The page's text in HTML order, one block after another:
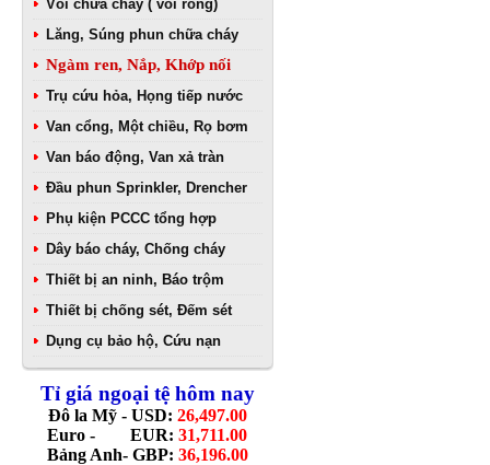
Vòi chữa cháy ( vòi rồng)
Lăng, Súng phun chữa cháy
Ngàm ren, Nắp, Khớp nối
Trụ cứu hỏa, Họng tiếp nước
Van cổng, Một chiều, Rọ bơm
Van báo động, Van xả tràn
Đầu phun Sprinkler, Drencher
Phụ kiện PCCC tổng hợp
Dây báo cháy, Chống cháy
Thiết bị an ninh, Báo trộm
Thiết bị chống sét, Đếm sét
Dụng cụ bảo hộ, Cứu nạn
Tỉ giá ngoại tệ hôm nay
Đô la Mỹ - USD: 26,497.00
Euro - EUR: 31,711.00
Bảng Anh- GBP: 36,196.00